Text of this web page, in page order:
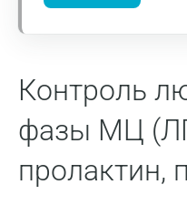
Контроль
фазы МЦ
пролактин,
Жуковский
Звенигород
Зеленоград